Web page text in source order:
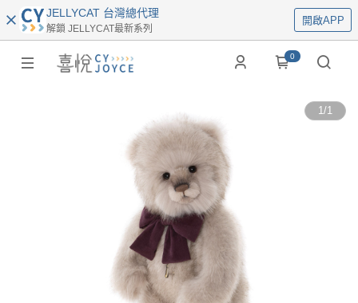
JELLYCAT 台灣總代理
解鎖 JELLYCAT最新系列
開啟APP
0
1/1